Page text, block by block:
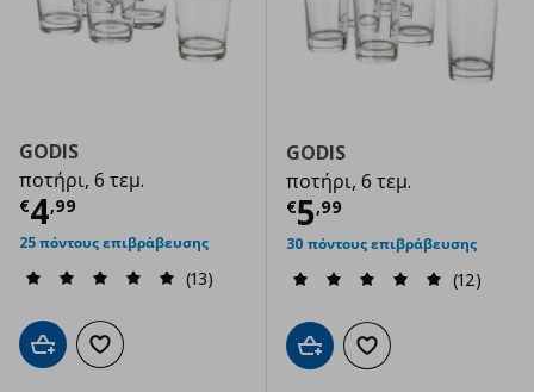
GODIS
ποτήρι, 6 τεμ.
€4,99
Τρέχουσα τιμή € 4,99
25 πόντους επιβράβευσης
(13)
Προσθήκη στο καλάθι
Προσθήκη στα αγαπημένα
GODIS
ποτήρι, 6 τεμ.
€5,99
Τρέχουσα
30 πόντους επιβράβευσης
(12)
Προσθήκη στο καλάθι
Προσθήκη στα